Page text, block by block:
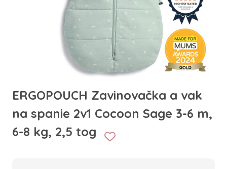
ERGOPOUCH Zavinovačka a vak
na spanie 2v1 Cocoon Sage 3-6 m,
6-8 kg, 2,5 tog